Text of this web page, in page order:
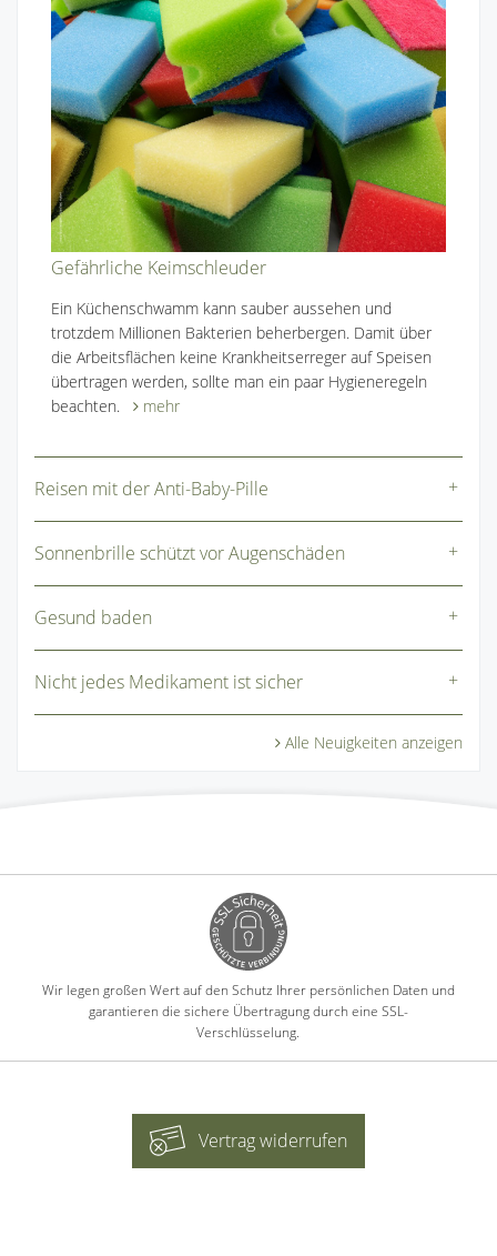
Gefährliche Keimschleuder
Ein Küchenschwamm kann sauber aussehen und
trotzdem Millionen Bakterien beherbergen. Damit über
die Arbeitsflächen keine Krankheitserreger auf Speisen
übertragen werden, sollte man ein paar Hygieneregeln
beachten.
mehr
Reisen mit der Anti-Baby-Pille
Sonnenbrille schützt vor Augenschäden
Gesund baden
Nicht jedes Medikament ist sicher
Alle Neuigkeiten anzeigen
Wir legen großen Wert auf den Schutz Ihrer persönlichen Daten und
garantieren die sichere Übertragung durch eine SSL-
Verschlüsselung.
Vertrag widerrufen